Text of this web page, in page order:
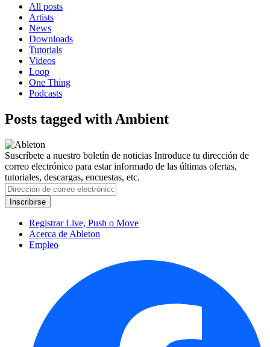
All posts
Artists
News
Downloads
Tutorials
Videos
Loop
One Thing
Podcasts
Posts tagged with Ambient
Suscríbete a nuestro boletín de noticias Introduce tu dirección de
correo electrónico para estar informado de las últimas ofertas,
tutoriales, descargas, encuestas, etc.
Registrar Live, Push o Move
Acerca de Ableton
Empleo